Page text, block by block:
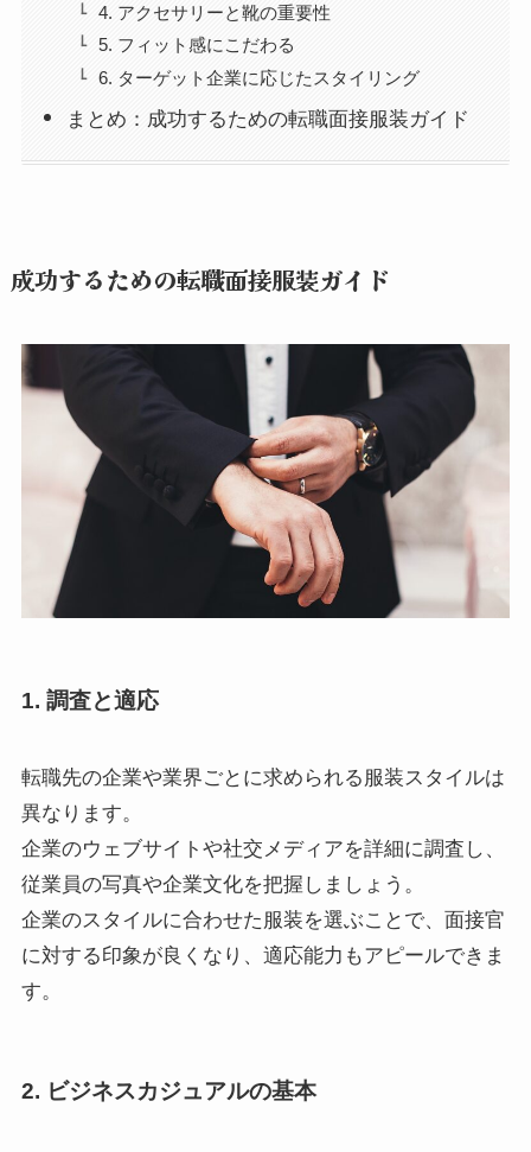
4. アクセサリーと靴の重要性
5. フィット感にこだわる
6. ターゲット企業に応じたスタイリング
まとめ：成功するための転職面接服装ガイド
成功するための転職面接服装ガイド
1. 調査と適応
転職先の企業や業界ごとに求められる服装スタイルは
異なります。
企業のウェブサイトや社交メディアを詳細に調査し、
従業員の写真や企業文化を把握しましょう。
企業のスタイルに合わせた服装を選ぶことで、面接官
に対する印象が良くなり、適応能力もアピールできま
す。
2. ビジネスカジュアルの基本